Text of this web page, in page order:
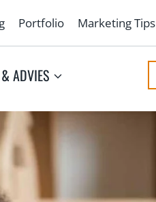
Portfolio Marketing Tips
ADVIES